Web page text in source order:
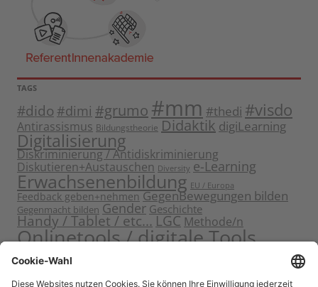
TAGS
#dido #dimi #grumo #mm #thedi #visdo
Antirassismus Bildungstheorie Didaktik digiLearning
Digitalisierung
Diskriminierung / Antidiskriminierung
Diskutieren+Austauschen Diversity e-Learning
Erwachsenenbildung EU / Europa
Feedback geben+nehmen GegenBewegungen bilden
Gegenmacht bilden Gender Geschichte
Handy / Tablet / etc...LGC Methode/n
Onlinetools / digitale Tools
Politische Bildung